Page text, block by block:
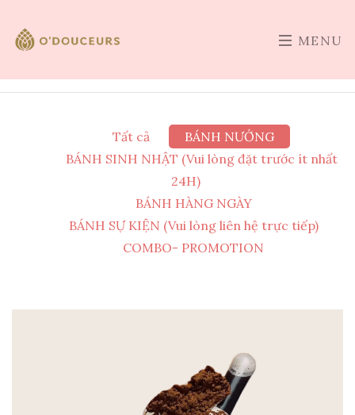
MENU
Tất cả
BÁNH NƯỚNG
BÁNH SINH NHẬT (Vui lòng đặt trước ít nhất
24H)
BÁNH HÀNG NGÀY
BÁNH SỰ KIỆN (Vui lòng liên hệ trực tiếp)
COMBO- PROMOTION